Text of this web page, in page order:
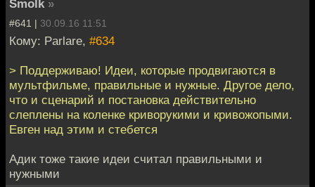
Smolk »
#641 | 30.09.16 11:51
Кому: Parlare, #634
> Поддерживаю! Идеи, которые продвигаются в
мультфильме, правильные и нужные. Другое дело,
что и сценарий и постановка действительно
слеплены на коленке криворукими и кривожопыми.
Евген над этим и стебется
Адик тоже такие идеи считал правильными и
нужными